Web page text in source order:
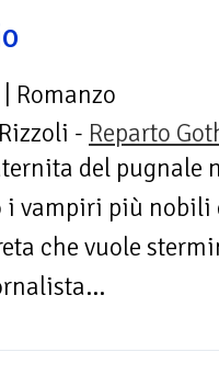
| Romanzo
- Reparto
del pugnale
i vampiri più nobili
che vuole